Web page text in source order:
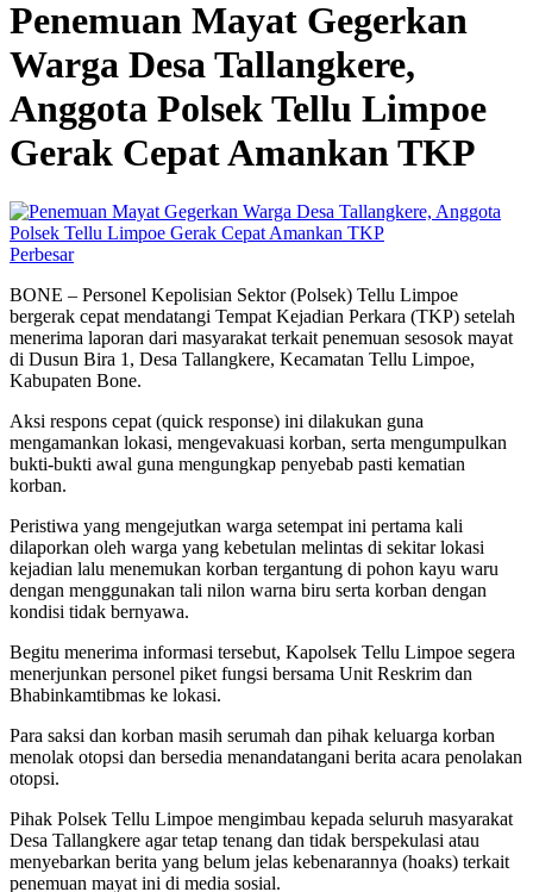
Penemuan Mayat Gegerkan
Warga Desa Tallangkere,
Anggota Polsek Tellu Limpoe
Gerak Cepat Amankan TKP
Perbesar
BONE – Personel Kepolisian Sektor (Polsek) Tellu Limpoe
bergerak cepat mendatangi Tempat Kejadian Perkara (TKP) setelah
menerima laporan dari masyarakat terkait penemuan sesosok mayat
di Dusun Bira 1, Desa Tallangkere, Kecamatan Tellu Limpoe,
Kabupaten Bone.
Aksi respons cepat (quick response) ini dilakukan guna
mengamankan lokasi, mengevakuasi korban, serta mengumpulkan
bukti-bukti awal guna mengungkap penyebab pasti kematian
korban.
Peristiwa yang mengejutkan warga setempat ini pertama kali
dilaporkan oleh warga yang kebetulan melintas di sekitar lokasi
kejadian lalu menemukan korban tergantung di pohon kayu waru
dengan menggunakan tali nilon warna biru serta korban dengan
kondisi tidak bernyawa.
Begitu menerima informasi tersebut, Kapolsek Tellu Limpoe segera
menerjunkan personel piket fungsi bersama Unit Reskrim dan
Bhabinkamtibmas ke lokasi.
Para saksi dan korban masih serumah dan pihak keluarga korban
menolak otopsi dan bersedia menandatangani berita acara penolakan
otopsi.
Pihak Polsek Tellu Limpoe mengimbau kepada seluruh masyarakat
Desa Tallangkere agar tetap tenang dan tidak berspekulasi atau
menyebarkan berita yang belum jelas kebenarannya (hoaks) terkait
penemuan mayat ini di media sosial.